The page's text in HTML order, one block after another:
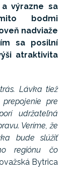
výrazne sa
bodmi
nadviaže
sa posilní
atraktivita
Lávka tiež
pre
udržateľná
Veríme, že
bude slúžiť
regiónu čo
Bytrica